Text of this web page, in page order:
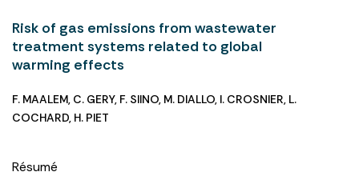
Risk of gas emissions from wastewater
treatment systems related to global
warming effects
F. MAALEM, C. GERY, F. SIINO, M. DIALLO, I. CROSNIER, L.
COCHARD, H. PIET
Résumé